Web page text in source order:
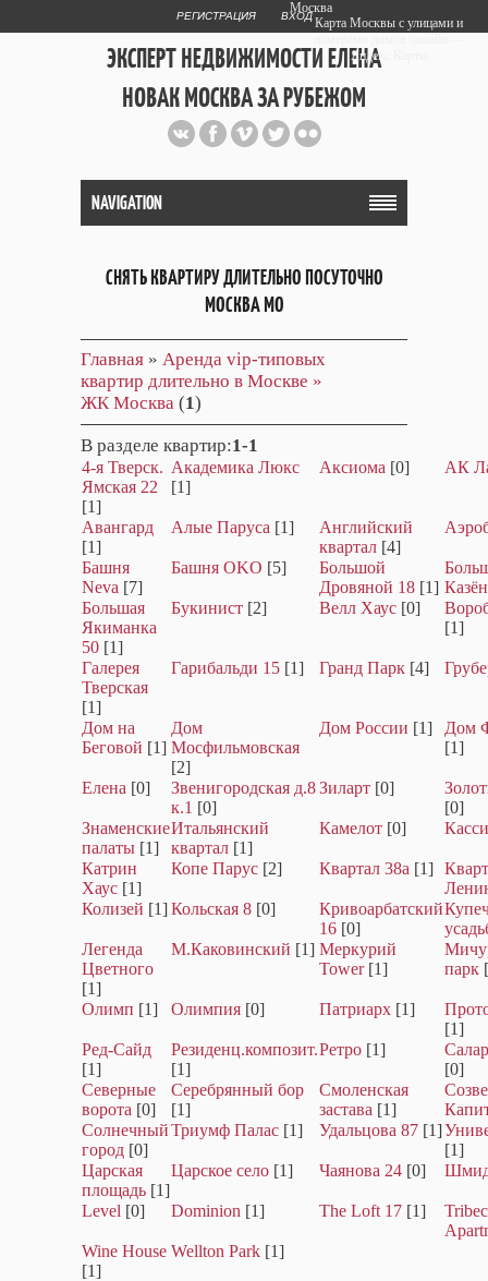
РЕГИСТРАЦИЯ ВХОД
ЭКСПЕРТ НЕДВИЖИМОСТИ ЕЛЕНА
НОВАК МОСКВА ЗА РУБЕЖОМ
Публичный сайт эксперта автора
web дизайнера+7 903 708 1884
NAVIGATION
СНЯТЬ КВАРТИРУ ДЛИТЕЛЬНО ПОСУТОЧНО
МОСКВА МО
Главная » Аренда vip-типовых
квартир длительно в Москве »
ЖК Москва (1)
В разделе квартир:1-1
4-я Тверск.
Ямская 22
[1]
Академика Люкс
[1]
Аксиома [0] АК
Авангард
[1]
Алые Паруса [1]
Английский
квартал [4]
Башня
Neva [7]
Башня OKO [5]
Большой
Дровяной 18 [1]
Большая
Якиманка
50 [1]
Букинист [2] Велл Хаус [0]
[1]
Галерея
Тверская
[1]
Гарибальди 15 [1] Гранд Парк [4]
Дом на
Беговой [1]
Дом
Мосфильмовская
[2]
Дом России [1]
Дом
[1]
Елена [0]
Звенигородская д.8
к.1 [0]
Зиларт [0]
[0]
Знаменские
палаты [1]
Итальянский
квартал [1]
Камелот [0]
Катрин
Хаус [1]
Копе Парус [2] Квартал 38а [1]
Колизей [1]Кольская 8 [0]
Кривоарбатский
16 [0]
Легенда
Цветного
[1]
М.Каковинский [1] Меркурий
Tower [1]
парк
Олимп [1] Олимпия [0] Патриарх [1]
[1]
Ред-Сайд
[1]
Резиденц.композит.
[1]
Ретро [1]
[0]
Северные
ворота [0]
Серебрянный бор
[1]
Смоленская
застава [1]
Солнечный
город [0]
Триумф Палас [1] Удальцова 87 [1]
[1]
Царская
площадь [1]
Царское село [1] Чаянова 24 [0]
Level [0] Dominion [1] The Loft 17 [1]
Wine House
[1]
Wellton Park [1]
Москва
Карта Москвы с улицами и
Яндекс.Карты